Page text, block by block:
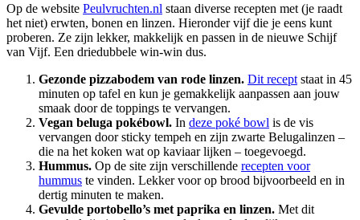
Op de website Peulvruchten.nl staan diverse recepten met (je raadt
het niet) erwten, bonen en linzen. Hieronder vijf die je eens kunt
proberen. Ze zijn lekker, makkelijk en passen in de nieuwe Schijf
van Vijf. Een driedubbele win-win dus.
Gezonde pizzabodem van rode linzen. Dit recept staat in 45
minuten op tafel en kun je gemakkelijk aanpassen aan jouw
smaak door de toppings te vervangen.
Vegan beluga pokébowl. In deze poké bowl is de vis
vervangen door sticky tempeh en zijn zwarte Belugalinzen –
die na het koken wat op kaviaar lijken – toegevoegd.
Hummus. Op de site zijn verschillende recepten voor
hummus te vinden. Lekker voor op brood bijvoorbeeld en in
dertig minuten te maken.
Gevulde portobello’s met paprika en linzen. Met dit